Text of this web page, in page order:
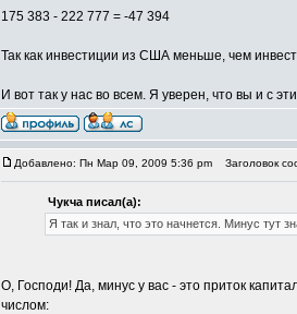
175 383 - 222 777 = -47 394
Так как инвестиции из США меньше, чем
И вот так у нас во всем. Я уверен, что вы и с
Добавлено: Пн Мар 09, 2009 5:36 pm Заголовок
Чукча писал(а):
Я так и знал, что это начнется. Минус тут
О, Господи! Да, минус у вас - это приток
числом: